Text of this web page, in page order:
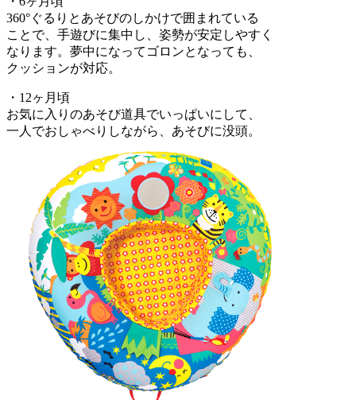
360°ぐるりとあそびのしかけで囲まれている
ことで、手遊びに集中し、姿勢が安定しやすく
なります。夢中になってゴロンとなっても、
クッションが対応。
・12ヶ月頃
お気に入りのあそび道具でいっぱいにして、
一人でおしゃべりしながら、あそびに没頭。